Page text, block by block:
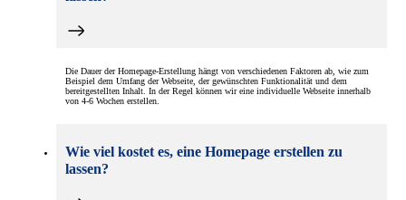
Die Dauer der Homepage-Erstellung hängt von verschiedenen Faktoren ab, wie zum
Beispiel dem Umfang der Webseite, der gewünschten Funktionalität und dem
bereitgestellten Inhalt. In der Regel können wir eine individuelle Webseite innerhalb
von 4-6 Wochen erstellen.
Wie viel kostet es, eine Homepage erstellen zu
lassen?